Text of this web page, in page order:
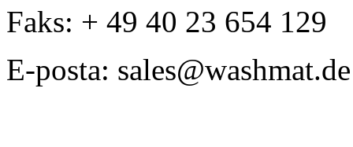
Faks: + 49 40 23 654 129
E-posta: sales@washmat.de